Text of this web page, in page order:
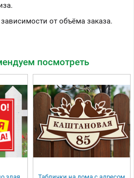
от объёма заказа.
посмотреть